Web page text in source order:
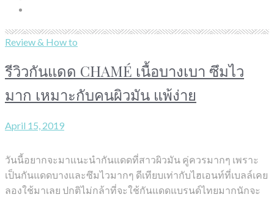
Review & How to
รีวิวกันแดด CHAMÉ เนื้อบางเบา ซึมไว
มาก เหมาะกับคนผิวมัน แพ้ง่าย
April 15, 2019
วันนี้อยากจะมาแนะนำกันแดดที่สาวผิวมัน คู่ควรมากๆ เพราะ
เป็นกันแดดบางและซึมไวมากๆ ดีเทียบเท่ากับไฮเอนท์ที่เบลล์เคย
ลองใช้มาเลย ปกติไม่กล้าที่จะใช้กันแดดแบรนด์ไทยมากนักจะ